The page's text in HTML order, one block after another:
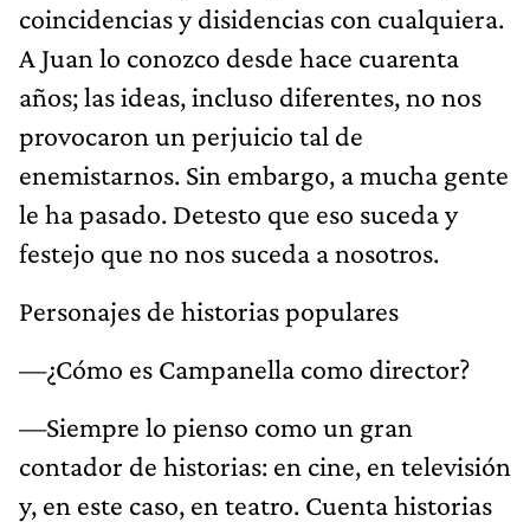
coincidencias y disidencias con cualquiera.
A Juan lo conozco desde hace cuarenta
años; las ideas, incluso diferentes, no nos
provocaron un perjuicio tal de
enemistarnos. Sin embargo, a mucha gente
le ha pasado. Detesto que eso suceda y
festejo que no nos suceda a nosotros.
Personajes de historias populares
—¿Cómo es Campanella como director?
—Siempre lo pienso como un gran
contador de historias: en cine, en televisión
y, en este caso, en teatro. Cuenta historias